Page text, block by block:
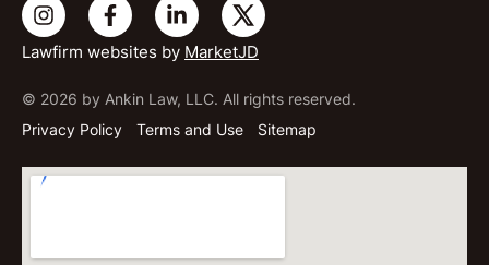
Lawfirm websites by MarketJD
© 2026 by Ankin Law, LLC. All rights reserved.
Privacy Policy
Terms and Use Sitemap